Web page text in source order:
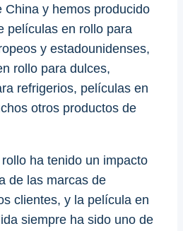
China y hemos producido
películas en rollo para
y estadounidenses,
rollo para dulces,
refrigerios, películas en
otros productos de
ha tenido un impacto
de las marcas de
clientes, y la película en
siempre ha sido uno de